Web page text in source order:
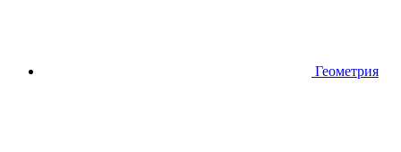
Геометрия